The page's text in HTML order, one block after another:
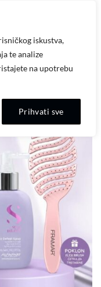
iskustva,
te analize
na upotrebu
Prihvati sve
Dodaj
listu